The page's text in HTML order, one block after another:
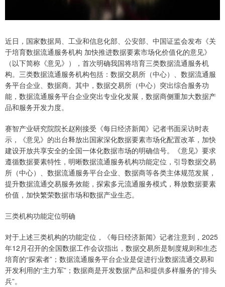
近日，国家数据局、工业和信息化部、公安部、中国证监会发布《关
于培育数据流通服务机构 加快推进数据要素市场化价值化的意见》
（以下简称《意见》），首次明确我国将培育三类数据流通服务机
构。三类数据流通服务机构包括：数据交易所（中心）、数据流通服
务平台企业、数据商。其中，数据交易所（中心）突出综合服务功
能，数据流通服务平台企业突出专业化发展，数据商侧重加大数据产
品和服务开发力度。
赛智产业研究院院长赵刚接受《每日经济新闻》记者书面采访时表
示，《意见》的出台释放出国家深化数据要素市场化配置改革，加快
建设开放共享安全的全国一体化数据市场的明确信号。《意见》要求
遵循数据要素特性，明晰数据流通服务机构功能定位，引导数据交易
所（中心）、数据流通服务平台企业、数据商等各类主体规范发展，
提升数据流通交易服务效能，探索多元流通服务模式，释放数据要素
价值，加快繁荣数据市场和数据产业生态。
三类机构功能定位明确
对于上述三类机构的功能定位，《每日经济新闻》记者注意到，2025
年12月召开的全国数据工作会议指出，数据交易所是制度规则和生态
培育的“探索者”；数据流通服务平台企业是促进行业数据流通交易和
开发利用的“主力军”；数据商是开发数据产品和提供多样服务的“排头
兵”。